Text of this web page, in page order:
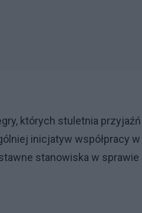
których stuletnia przyjaźń
inicjatyw współpracy w
stanowiska w sprawie